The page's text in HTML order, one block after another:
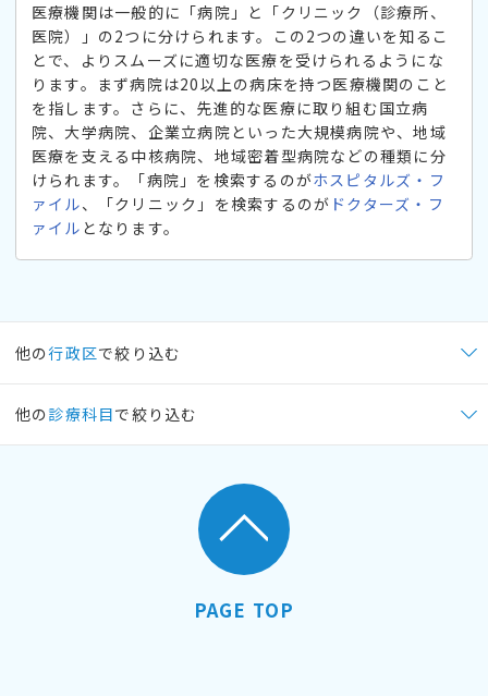
医療機関は一般的に「病院」と「クリニック（診療所、
医院）」の2つに分けられます。この2つの違いを知るこ
とで、よりスムーズに適切な医療を受けられるようにな
ります。まず病院は20以上の病床を持つ医療機関のこと
を指します。さらに、先進的な医療に取り組む国立病
院、大学病院、企業立病院といった大規模病院や、地域
医療を支える中核病院、地域密着型病院などの種類に分
けられます。「病院」を検索するのがホスピタルズ・フ
ァイル、「クリニック」を検索するのが ドクターズ・フ
ァイル となります。
他の行政区で絞り込む
他の 診療科目で絞り込む
PAGE TOP